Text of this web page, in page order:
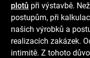
plotů při výstavbě.
postupům, při
našich výrobků a
realizacích zakázek.
intimitě. Z tohoto